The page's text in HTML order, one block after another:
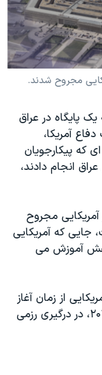
مجروح شدند.
پایگاه در عراق
آمریکا،
که پیکارجویان
انجام دادند،
مجروح
جایی که آمریکایی
آموزش می
از زمان آغاز
حملات آمریکا علیه داعش در سال ۲۰۱۴، در درگیری رزمی